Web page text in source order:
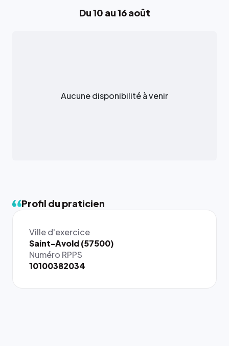
Du 10 au 16 août
Aucune disponibilité à venir
Profil du praticien
Ville d'exercice
Saint-Avold (57500)
Numéro RPPS
10100382034
{# 40×40
: la taille
rendue par
`.profile-